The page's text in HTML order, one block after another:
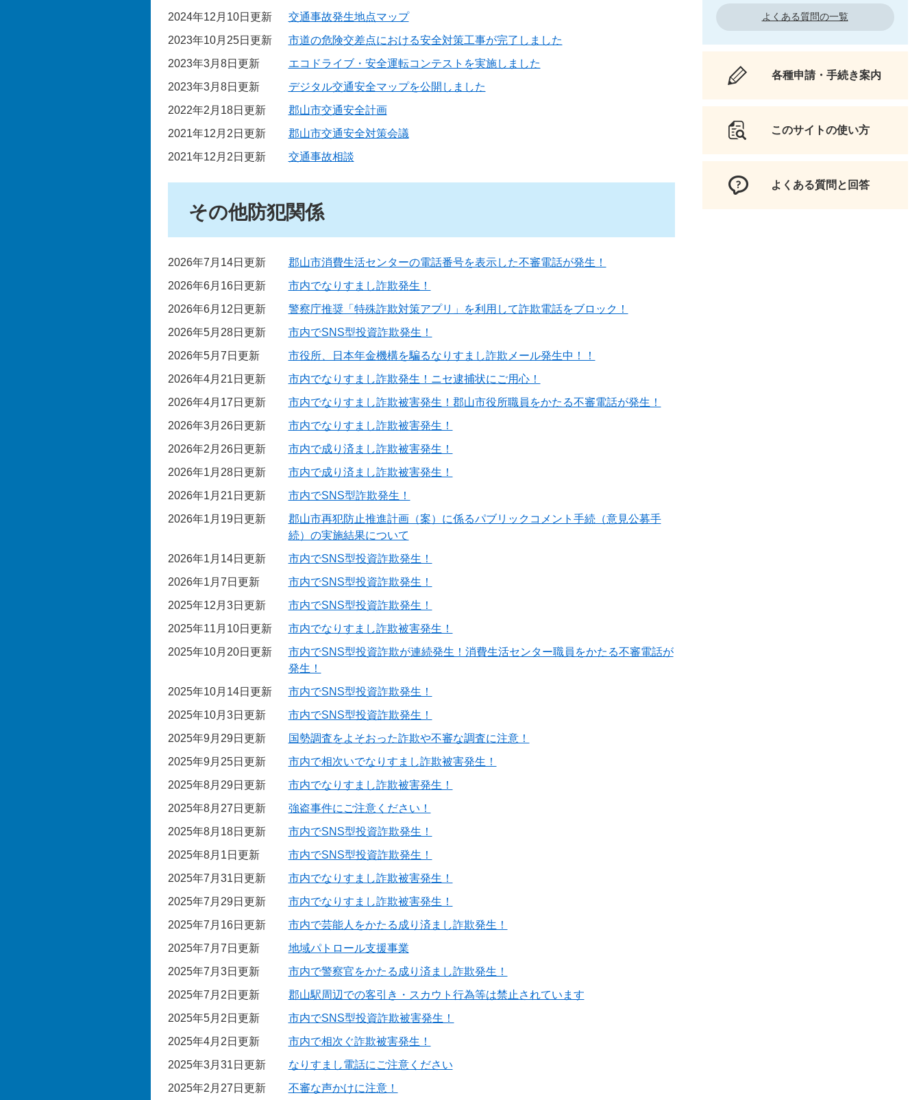
2024年12月10日更新
交通事故発生地点マップ
2023年10月25日更新
市道の危険交差点における安全対策工事が完了しました
2023年3月8日更新
エコドライブ・安全運転コンテストを実施しました
2023年3月8日更新
デジタル交通安全マップを公開しました
2022年2月18日更新
郡山市交通安全計画
2021年12月2日更新
郡山市交通安全対策会議
2021年12月2日更新
交通事故相談
その他防犯関係
2026年7月14日更新
郡山市消費生活センターの電話番号を表示した不審電話が発生！
2026年6月16日更新
市内でなりすまし詐欺発生！
2026年6月12日更新
警察庁推奨「特殊詐欺対策アプリ」を利用して詐欺電話をブロック！
2026年5月28日更新
市内でSNS型投資詐欺発生！
2026年5月7日更新
市役所、日本年金機構を騙るなりすまし詐欺メール発生中！！
2026年4月21日更新
市内でなりすまし詐欺発生！ニセ逮捕状にご用心！
2026年4月17日更新
市内でなりすまし詐欺被害発生！郡山市役所職員をかたる不審電話が発生！
2026年3月26日更新
市内でなりすまし詐欺被害発生！
2026年2月26日更新
市内で成り済まし詐欺被害発生！
2026年1月28日更新
市内で成り済まし詐欺被害発生！
2026年1月21日更新
市内でSNS型詐欺発生！
2026年1月19日更新
郡山市再犯防止推進計画（案）に係るパブリックコメント手続（意見公募手
続）の実施結果について
2026年1月14日更新
市内でSNS型投資詐欺発生！
2026年1月7日更新
市内でSNS型投資詐欺発生！
2025年12月3日更新
市内でSNS型投資詐欺発生！
2025年11月10日更新
市内でなりすまし詐欺被害発生！
2025年10月20日更新
市内でSNS型投資詐欺が連続発生！消費生活センター職員をかたる不審電話が
発生！
2025年10月14日更新
市内でSNS型投資詐欺発生！
2025年10月3日更新
市内でSNS型投資詐欺発生！
2025年9月29日更新
国勢調査をよそおった詐欺や不審な調査に注意！
2025年9月25日更新
市内で相次いでなりすまし詐欺被害発生！
2025年8月29日更新
市内でなりすまし詐欺被害発生！
2025年8月27日更新
強盗事件にご注意ください！
2025年8月18日更新
市内でSNS型投資詐欺発生！
2025年8月1日更新
市内でSNS型投資詐欺発生！
2025年7月31日更新
市内でなりすまし詐欺被害発生！
2025年7月29日更新
市内でなりすまし詐欺被害発生！
2025年7月16日更新
市内で芸能人をかたる成り済まし詐欺発生！
2025年7月7日更新
地域パトロール支援事業
2025年7月3日更新
市内で警察官をかたる成り済まし詐欺発生！
2025年7月2日更新
郡山駅周辺での客引き・スカウト行為等は禁止されています
2025年5月2日更新
市内でSNS型投資詐欺被害発生！
2025年4月2日更新
市内で相次ぐ詐欺被害発生！
2025年3月31日更新
なりすまし電話にご注意ください
2025年2月27日更新
不審な声かけに注意！
よくある質問の一覧
各種申請・手続き案内
このサイトの使い方
よくある質問と回答